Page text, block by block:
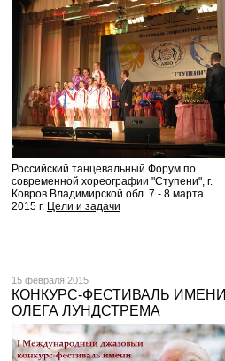
Российский танцевальный Форум по
современной хореографии "Ступени", г.
Ковров Владимирской обл. 7 - 8 марта
2015 г. Цели и задачи
15 февраля 2015
КОНКУРС-ФЕСТИВАЛЬ ИМЕНИ
ОЛЕГА ЛУНДСТРЕМА